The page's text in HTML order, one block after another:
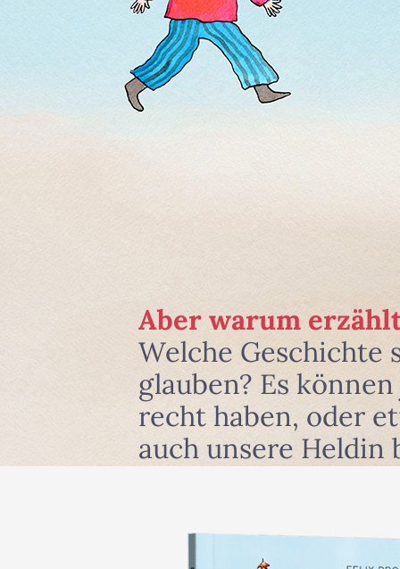
Aber warum
Welche Geschichte
glauben? Es
recht haben, oder
auch unsere Heldin